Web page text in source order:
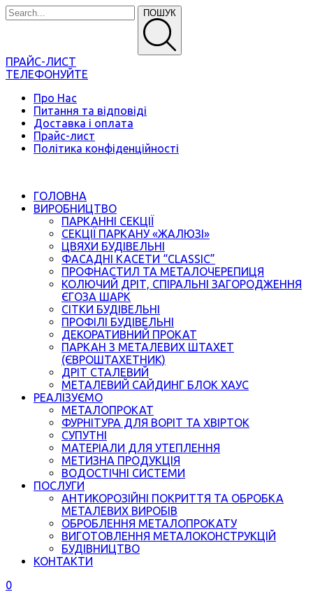
ПОШУК
ПРАЙС-ЛИСТ
ТЕЛЕФОНУЙТЕ
Про Нас
Питання та відповіді
Доставка і оплата
Прайс-лист
Політика конфіденційності
ГОЛОВНА
ВИРОБНИЦТВО
ПАРКАННІ СЕКЦІЇ
СЕКЦІЇ ПАРКАНУ «ЖАЛЮЗІ»
ЦВЯХИ БУДІВЕЛЬНІ
ФАСАДНІ КАСЕТИ “CLASSIC”
ПРОФНАСТИЛ ТА МЕТАЛОЧЕРЕПИЦЯ
КОЛЮЧИЙ ДРІТ, СПІРАЛЬНІ ЗАГОРОДЖЕННЯ
ЄГОЗА ШАРК
СІТКИ БУДІВЕЛЬНІ
ПРОФІЛІ БУДІВЕЛЬНІ
ДЕКОРАТИВНИЙ ПРОКАТ
ПАРКАН З МЕТАЛЕВИХ ШТАХЕТ
(ЄВРОШТАХЕТНИК)
ДРІТ СТАЛЕВИЙ
МЕТАЛЕВИЙ САЙДИНГ БЛОК ХАУС
РЕАЛІЗУЄМО
МЕТАЛОПРОКАТ
ФУРНІТУРА ДЛЯ ВОРІТ ТА ХВІРТОК
СУПУТНІ
МАТЕРІАЛИ ДЛЯ УТЕПЛЕННЯ
МЕТИЗНА ПРОДУКЦІЯ
ВОДОСТІЧНІ СИСТЕМИ
ПОСЛУГИ
АНТИКОРОЗІЙНІ ПОКРИТТЯ ТА ОБРОБКА
МЕТАЛЕВИХ ВИРОБІВ
ОБРОБЛЕННЯ МЕТАЛОПРОКАТУ
ВИГОТОВЛЕННЯ МЕТАЛОКОНСТРУКЦІЙ
БУДІВНИЦТВО
КОНТАКТИ
0